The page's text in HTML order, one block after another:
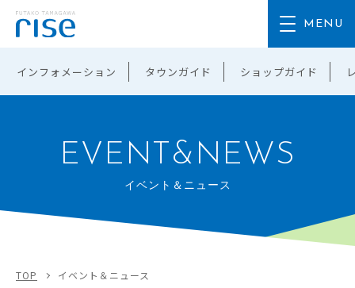
インフォメーション タウンガイド ショップガイド
EVENT&NEWS
イベント＆ニュース
TOP イベント＆ニュース